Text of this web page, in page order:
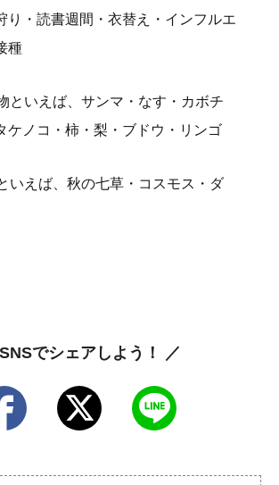
り・読書週間・衣替え・インフルエ
種
といえば、サンマ・なす・カボチ
ケノコ・柿・梨・ブドウ・リンゴ
いえば、秋の七草・コスモス・ダ
でシェアしよう！ ／